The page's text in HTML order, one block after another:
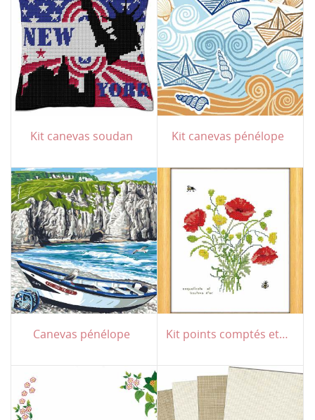
Kit canevas soudan Kit canevas pénélope
Canevas pénélope Kit points comptés et traditionnels